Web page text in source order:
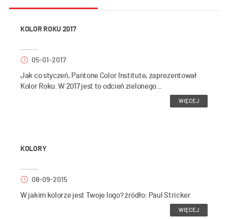
KOLOR ROKU 2017
05-01-2017
Jak co styczeń, Pantone Color Institute, zaprezentował
Kolor Roku. W 2017 jest to odcień zielonego...
WIĘCEJ
KOLORY
08-09-2015
W jakim kolorze jest Twoje logo? źródło: Paul Stricker
WIĘCEJ